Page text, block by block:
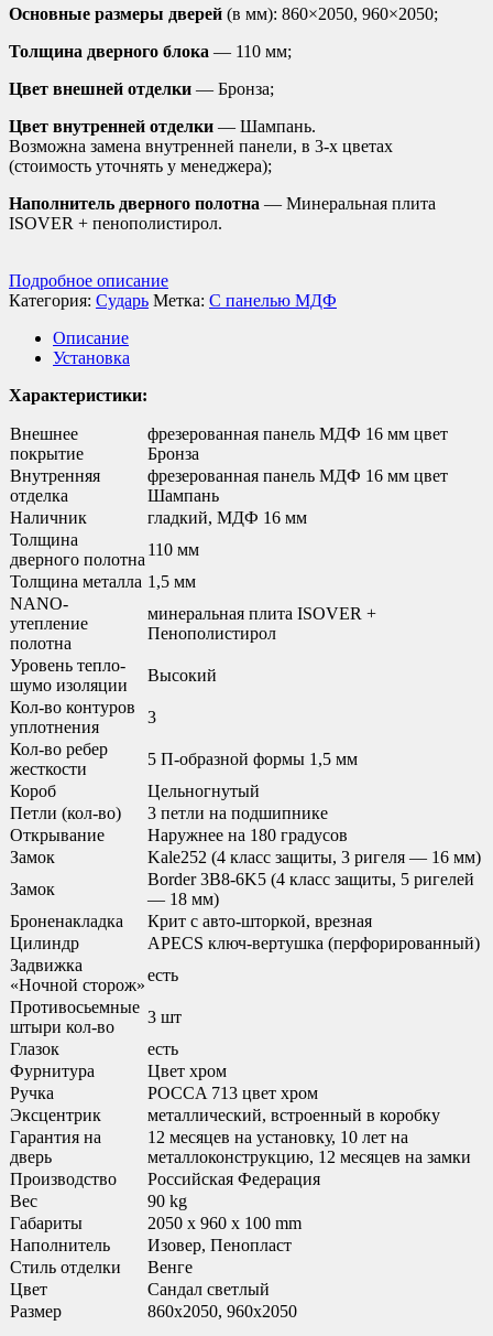
Основные размеры дверей (в мм): 860×2050, 960×2050;
Толщина дверного блока — 110 мм;
Цвет внешней отделки — Бронза;
Цвет внутренней отделки — Шампань.
Возможна замена внутренней панели, в 3-х цветах
(стоимость уточнять у менеджера);
Наполнитель дверного полотна — Минеральная плита
ISOVER + пенополистирол.
Подробное описание
Категория: Сударь Метка: С панелью МДФ
Описание
Установка
Характеристики:
Внешнее
покрытие
фрезерованная панель МДФ 16 мм цвет
Бронза
Внутренняя
отделка
фрезерованная панель МДФ 16 мм цвет
Шампань
Наличник
гладкий, МДФ 16 мм
Толщина
дверного полотна
110 мм
Толщина металла 1,5 мм
NANO-
утепление
полотна
минеральная плита ISOVER +
Пенополистирол
Уровень тепло-
шумо изоляции
Высокий
Кол-во контуров
уплотнения
3
Кол-во ребер
жесткости
5 П-образной формы 1,5 мм
Короб
Цельногнутый
Петли (кол-во)
3 петли на подшипнике
Открывание
Наружнее на 180 градусов
Замок
Kale252 (4 класс защиты, 3 ригеля — 16 мм)
Замок
Border 3B8-6K5 (4 класс защиты, 5 ригелей
— 18 мм)
Броненакладка
Крит с авто-шторкой, врезная
Цилиндр
APECS ключ-вертушка (перфорированный)
Задвижка
«Ночной сторож»
есть
Противосьемные
штыри кол-во
3 шт
Глазок
есть
Фурнитура
Цвет хром
Ручка
POCCA 713 цвет хром
Эксцентрик
металлический, встроенный в коробку
Гарантия на
дверь
12 месяцев на установку, 10 лет на
металлоконструкцию, 12 месяцев на замки
Производство
Российская Федерация
Вес
90 kg
Габариты
2050 x 960 x 100 mm
Наполнитель
Изовер, Пенопласт
Стиль отделки
Венге
Цвет
Сандал светлый
Размер
860х2050, 960х2050